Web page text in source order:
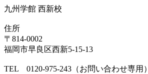
九州学館 西新校
住所
〒814-0002
福岡市早良区西新5-15-13
TEL 0120-975-243（お問い合わせ専用）